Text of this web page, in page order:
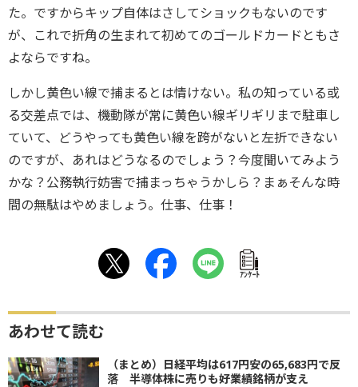
た。ですからキップ自体はさしてショックもないのです
が、これで折角の生まれて初めてのゴールドカードともさ
よならですね。
しかし黄色い線で捕まるとは情けない。私の知っている或
る交差点では、機動隊が常に黄色い線ギリギリまで駐車し
ていて、どうやっても黄色い線を跨がないと左折できない
のですが、あれはどうなるのでしょう？今度聞いてみよう
かな？公務執行妨害で捕まっちゃうかしら？まぁそんな時
間の無駄はやめましょう。仕事、仕事！
ｱﾝｹｰﾄ
あわせて読む
（まとめ）日経平均は617円安の65,683円で反
落 半導体株に売りも好業績銘柄が支え